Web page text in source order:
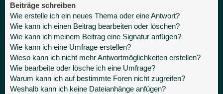
Beiträge schreiben
Wie erstelle ich ein neues Thema oder eine Antwort?
Wie kann ich einen Beitrag bearbeiten oder löschen?
Wie kann ich meinem Beitrag eine Signatur anfügen?
Wie kann ich eine Umfrage erstellen?
Wieso kann ich nicht mehr Antwortmöglichkeiten erstellen?
Wie bearbeite oder lösche ich eine Umfrage?
Warum kann ich auf bestimmte Foren nicht zugreifen?
Weshalb kann ich keine Dateianhänge anfügen?